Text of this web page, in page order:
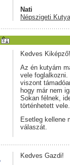
Nati
Népszigeti
Kedves Kiképző!
Az én kutyám
vele
viszont
hogy már nem
Sokan félnek,
történhetett
Esetleg kellene
válaszát.
Kedves Gazdi!